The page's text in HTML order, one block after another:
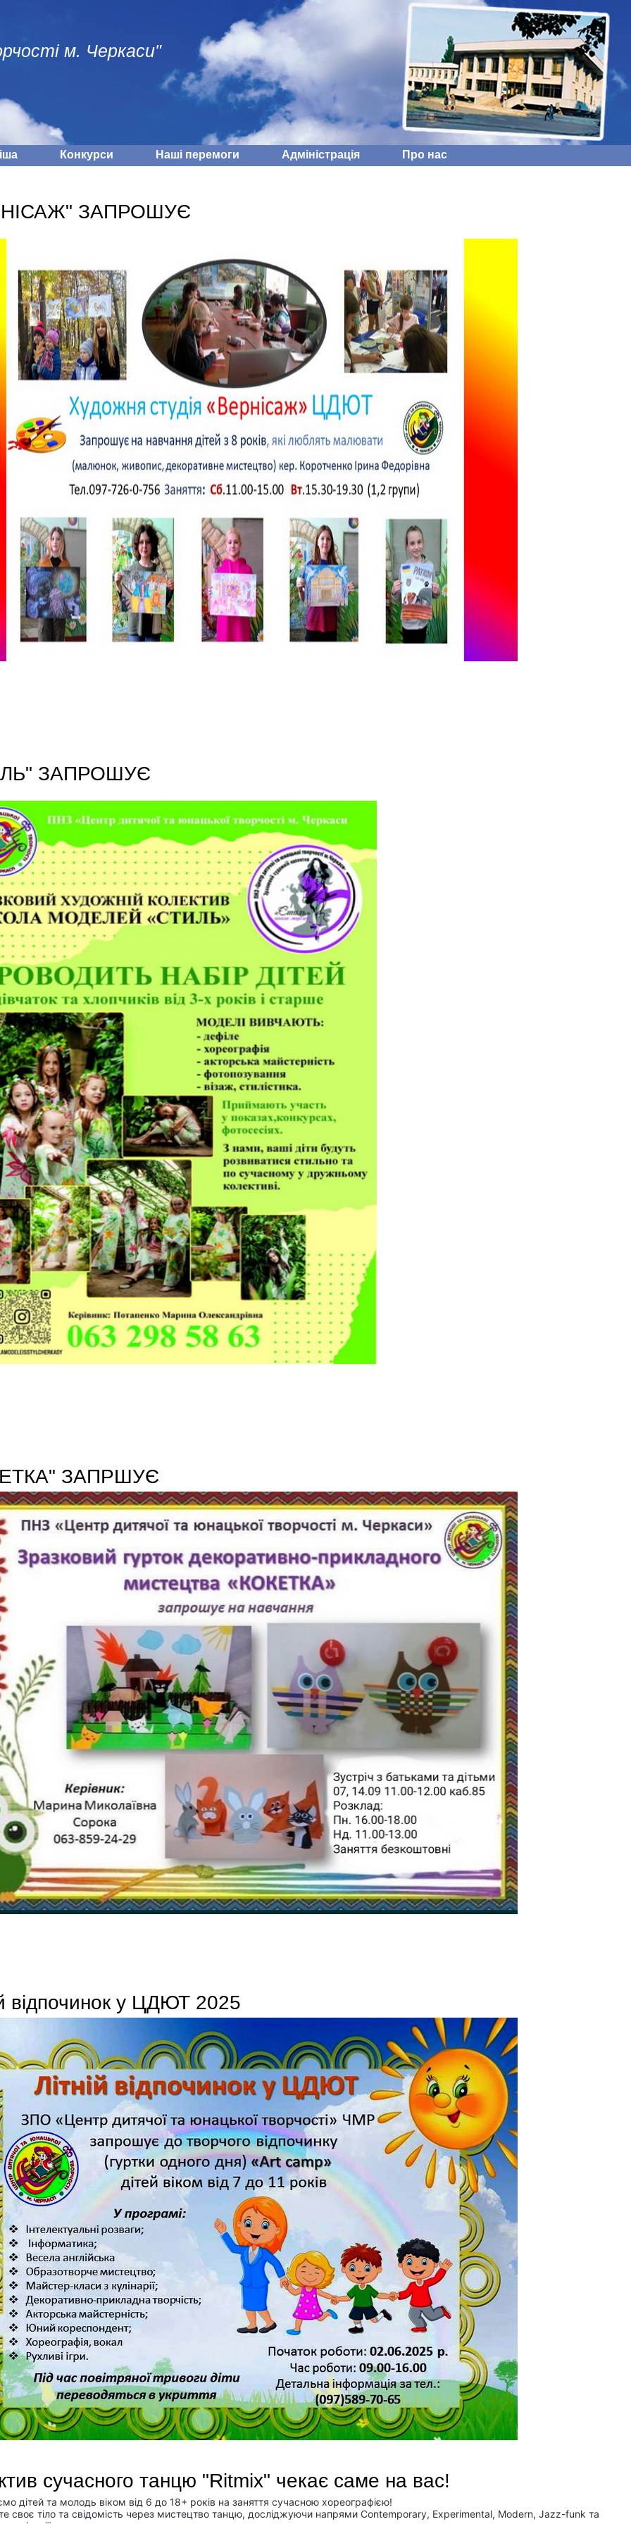
м. Черкаси"
Конкурси Наші перемоги Адмiнiстрацiя Про нас
ЗАПРОШУЄ
ЗАПРОШУЄ
ЗАПРШУЄ
відпочинок у ЦДЮТ 2025
сучасного танцю "Ritmix" чекає саме на вас!
дітей та молодь віком від 6 до 18+ років на заняття сучасною хореографією!
своє тіло та свідомість через мистецтво танцю, досліджуючи напрями Contemporary, Experimental, Modern, Jazz-funk та